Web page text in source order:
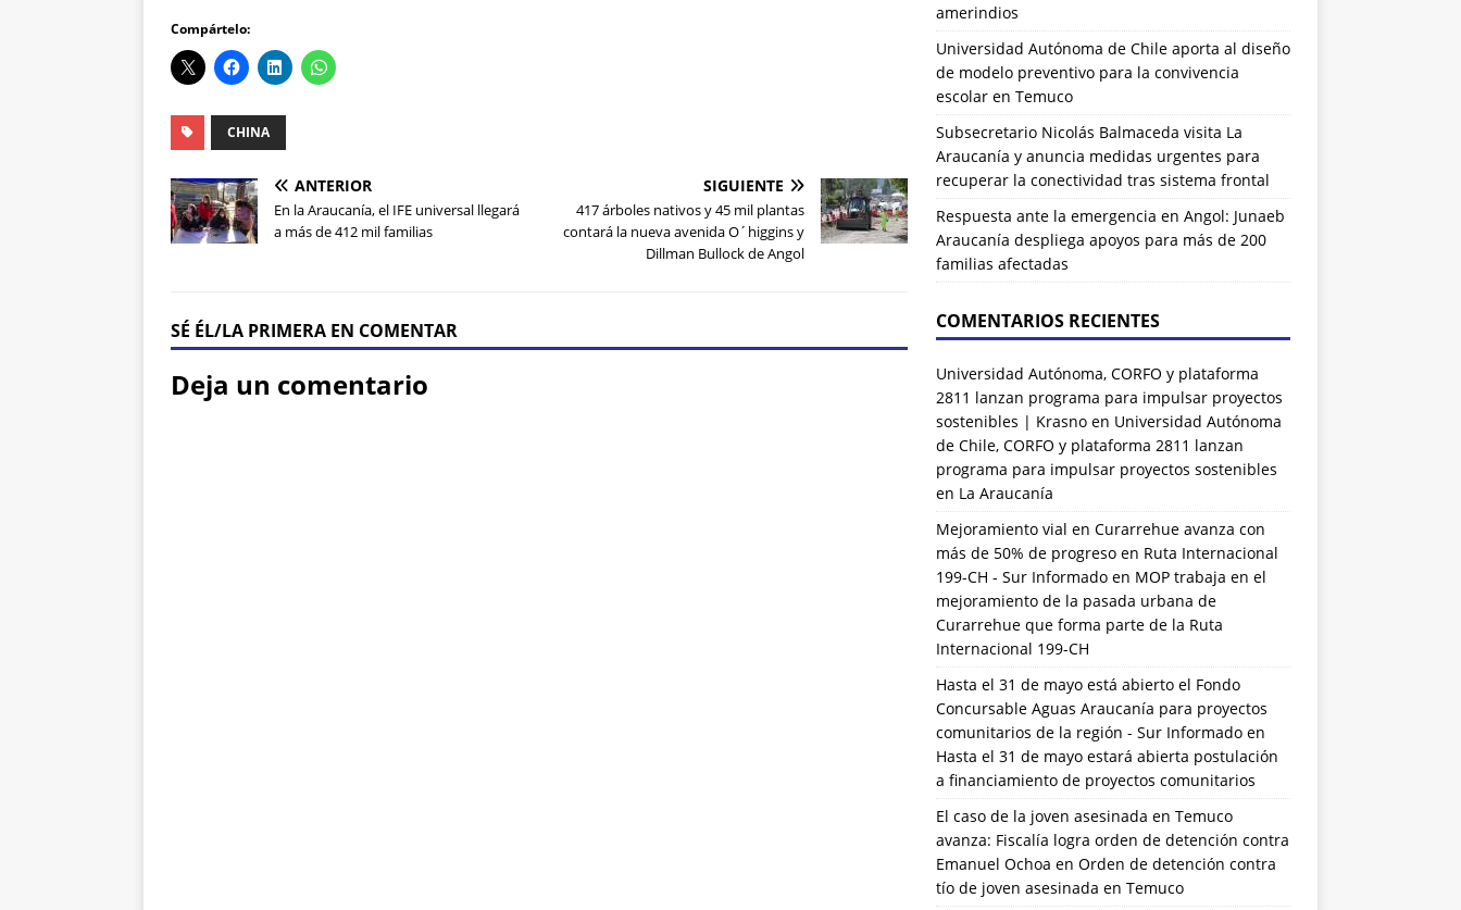
Compártelo:
CHINA
ANTERIOR
En la Araucanía, el IFE universal llegará
a más de 412 mil familias
SIGUIENTE
417 árboles nativos y 45 mil plantas
contará la nueva avenida O´higgins y
Dillman Bullock de Angol
SÉ ÉL/LA PRIMERA EN COMENTAR
Deja un comentario
amerindios
Universidad Autónoma de Chile aporta al diseño
de modelo preventivo para la convivencia
escolar en Temuco
Subsecretario Nicolás Balmaceda visita La
Araucanía y anuncia medidas urgentes para
recuperar la conectividad tras sistema frontal
Respuesta ante la emergencia en Angol: Junaeb
Araucanía despliega apoyos para más de 200
familias afectadas
COMENTARIOS RECIENTES
Universidad Autónoma, CORFO y plataforma
2811 lanzan programa para impulsar proyectos
sostenibles | Krasnoen Universidad Autónoma
de Chile, CORFO y plataforma 2811 lanzan
programa para impulsar proyectos sostenibles
en La Araucanía
Mejoramiento vial en Curarrehue avanza con
más de 50% de progreso en Ruta Internacional
199-CH - Sur Informadoen MOP trabaja en el
mejoramiento de la pasada urbana de
Curarrehue que forma parte de la Ruta
Internacional 199-CH
Hasta el 31 de mayo está abierto el Fondo
Concursable Aguas Araucanía para proyectos
comunitarios de la región - Sur Informadoen
Hasta el 31 de mayo estará abierta postulación
a financiamiento de proyectos comunitarios
El caso de la joven asesinada en Temuco
avanza: Fiscalía logra orden de detención contra
Emanuel Ochoa en Orden de detención contra
tío de joven asesinada en Temuco